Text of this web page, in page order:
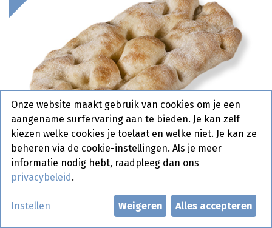
5855 Pinsa Romana Pastridor
Onze website maakt gebruik van cookies om je een
aangename surfervaring aan te bieden. Je kan zelf
kiezen welke cookies je toelaat en welke niet. Je kan ze
beheren via de cookie-instellingen. Als je meer
informatie nodig hebt, raadpleeg dan ons
privacybeleid .
Instellen Weigeren Alles accepteren